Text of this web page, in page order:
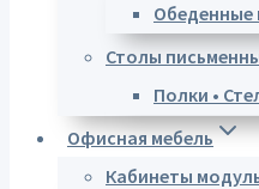
Обеденные
Столы
Полки •
Офисная мебель
Кабинеты